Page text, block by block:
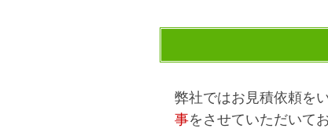
弊社ではお見積依頼を
事をさせていただいて